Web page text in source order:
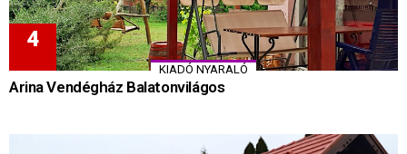
KIADÓ NYARALÓ
Arina Vendégház Balatonvilágos